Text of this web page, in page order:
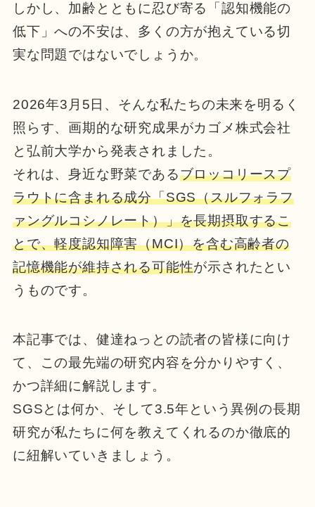
しかし、加齢とともに忍び寄る「認知機能の
低下」への不安は、多くの方が抱えている切
実な問題ではないでしょうか。
2026年3月5日、そんな私たちの未来を明るく
照らす、画期的な研究成果がカゴメ株式会社
と弘前大学から発表されました。
それは、身近な野菜であるブロッコリースプ
ラウトに含まれる成分「SGS（スルフォラフ
ァングルコシノレート）」を長期摂取するこ
とで、軽度認知障害（MCI）を含む高齢者の
記憶機能が維持される可能性が示されたとい
うものです。
本記事では、健達ねっとの読者の皆様に向け
て、この最先端の研究内容を分かりやすく、
かつ詳細に解説します。
SGSとは何か、そして3.5年という異例の長期
研究が私たちに何を教えてくれるのか徹底的
に紐解いていきましょう。